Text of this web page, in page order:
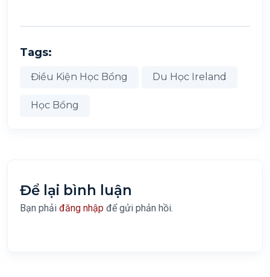
Tags:
Điều Kiện Học Bổng Du Học Ireland
Học Bổng
Để lại bình luận
Bạn phải đăng nhập để gửi phản hồi.